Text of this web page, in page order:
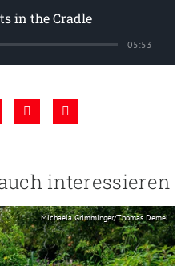
in the Cradle
05:53
interessieren
Michaela Grimminger/Thomas Demel